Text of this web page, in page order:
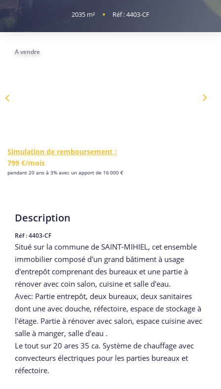
2035 m² • Réf : 4403-CF
A vendre
Simulation de remboursement :
799 €/mois
pendant 20 ans à 3% avec un apport de 16 000 €
Description
Réf : 4403-CF
Situé sur la commune de SAINT-MIHIEL, cet ensemble
immobilier composé d'un grand bâtiment à usage
d'entrepôt comprenant des bureaux et une partie à
rénover avec coin salon, cuisine et salle d'eau.
Avec: Partie entrepôt, deux bureaux, deux sanitaires
dont une avec douche, réfectoire, espace de stockage à
l'étage. Partie à rénover avec salon, espace cuisine avec
salle à manger, salle d'eau .
Le tout sur 20 ares 35 ca. Système de chauffage avec
convecteurs électriques pour les parties bureaux et
réfectoire.